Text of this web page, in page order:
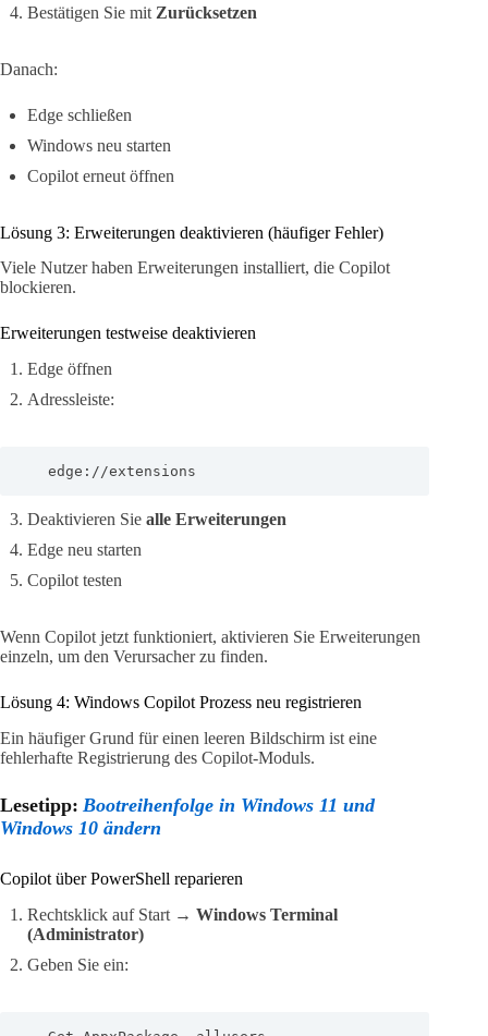
Bestätigen Sie mit Zurücksetzen
Danach:
Edge schließen
Windows neu starten
Copilot erneut öffnen
Lösung 3: Erweiterungen deaktivieren (häufiger Fehler)
Viele Nutzer haben Erweiterungen installiert, die Copilot
blockieren.
Erweiterungen testweise deaktivieren
Edge öffnen
Adressleiste:
   edge://extensions
Deaktivieren Sie alle Erweiterungen
Edge neu starten
Copilot testen
Wenn Copilot jetzt funktioniert, aktivieren Sie Erweiterungen
einzeln, um den Verursacher zu finden.
Lösung 4: Windows Copilot Prozess neu registrieren
Ein häufiger Grund für einen leeren Bildschirm ist eine
fehlerhafte Registrierung des Copilot-Moduls.
Lesetipp: Bootreihenfolge in Windows 11 und
Windows 10 ändern
Copilot über PowerShell reparieren
Rechtsklick auf Start → Windows Terminal
(Administrator)
Geben Sie ein: